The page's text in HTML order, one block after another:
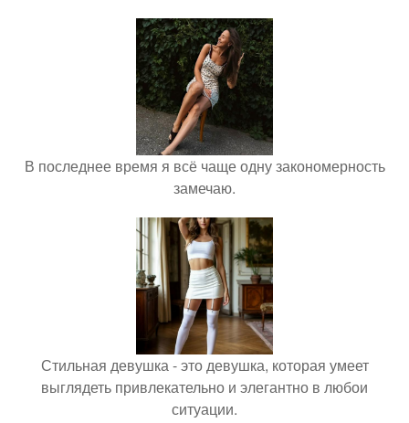
В последнее время я всё чаще одну закономерность
замечаю.
Стильная девушка - это девушка, которая умеет
выглядеть привлекательно и элегантно в любои
ситуации.